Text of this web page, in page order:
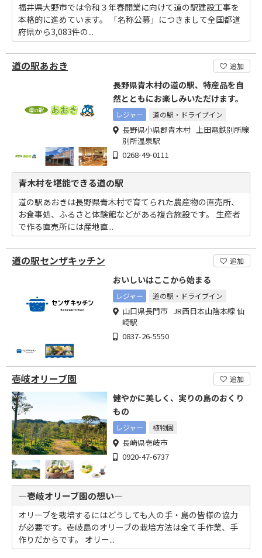
福井県大野市では令和３年春開業に向けて道の駅建設工事を
本格的に進めています。 「名称公募」につきまして全国都道
府県から3,083件の...
道の駅あおき 追加
長野県青木村の道の駅、特産品を自
然とともにお楽しみいただけます。
レジャー 道の駅・ドライブイン
長野県小県郡青木村 上田電鉄別所線
別所温泉駅
0268-49-0111
青木村を堪能できる道の駅
道の駅あおきは長野県青木村で育てられた農産物の直売所、
お食事処、ふるさと体験館などがある複合施設です。 生産者
で作る直売所には産地直...
道の駅センザキッチン 追加
おいしいはここから始まる
レジャー 道の駅・ドライブイン
山口県長門市 JR西日本山陰本線 仙
崎駅
0837-26-5550
壱岐オリーブ園 追加
健やかに美しく、実りの島のおくり
もの
レジャー 植物園
長崎県壱岐市
0920-47-6737
―壱岐オリーブ園の想い―
オリーブを栽培するにはどうしても人の手・島の皆様の協力
が必要です。壱岐島のオリーブの栽培方法は全て手作業、手
作りだからです。 オリー...